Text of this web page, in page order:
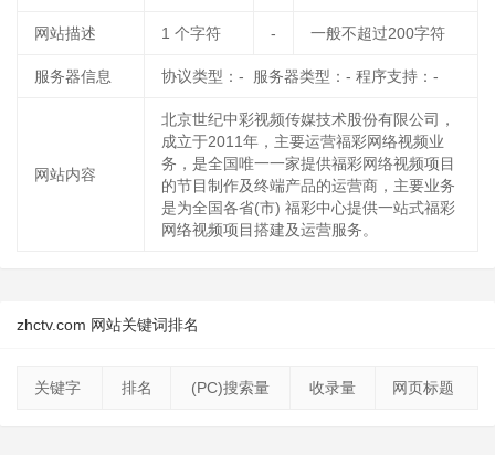
网站描述 1 个字符 - 一般不超过200字符
服务器信息 协议类型：- 服务器类型：- 程序支持：-
网站内容
北京世纪中彩视频传媒技术股份有限公司，
成立于2011年，主要运营福彩网络视频业
务，是全国唯一一家提供福彩网络视频项目
的节目制作及终端产品的运营商，主要业务
是为全国各省(市) 福彩中心提供一站式福彩
网络视频项目搭建及运营服务。
zhctv.com 网站关键词排名
关键字 排名 (PC)搜索量 收录量 网页标题